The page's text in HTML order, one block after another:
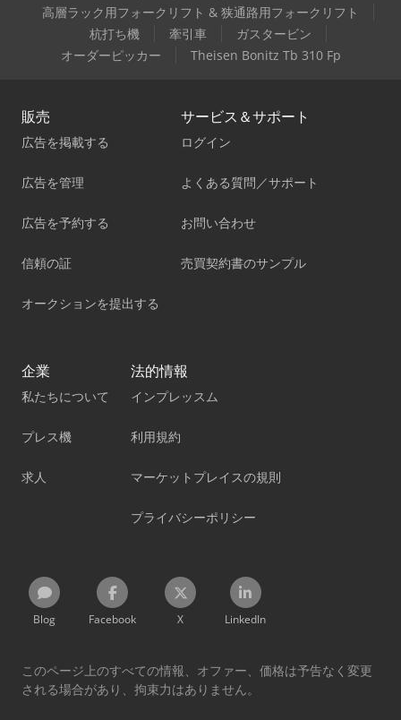
高層ラック用フォークリフト & 狭通路用フォークリフト
杭打ち機
牽引車
ガスタービン
オーダーピッカー
Theisen Bonitz Tb 310 Fp
販売
広告を掲載する
広告を管理
広告を予約する
信頼の証
オークションを提出する
サービス＆サポート
ログイン
よくある質問／サポート
お問い合わせ
売買契約書のサンプル
企業
私たちについて
プレス機
求人
法的情報
インプレッスム
利用規約
マーケットプレイスの規則
プライバシーポリシー
Blog Facebook X LinkedIn
このページ上のすべての情報、オファー、価格は予告なく変更
される場合があり、拘束力はありません。